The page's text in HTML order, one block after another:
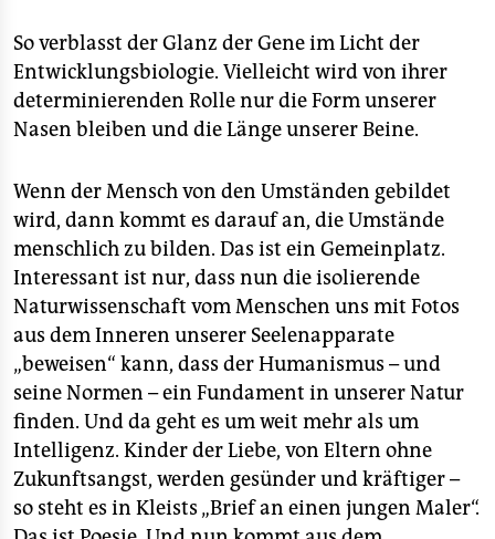
So verblasst der Glanz der Gene im Licht der
Entwicklungsbiologie. Vielleicht wird von ihrer
determinierenden Rolle nur die Form unserer
Nasen bleiben und die Länge unserer Beine.
Wenn der Mensch von den Umständen gebildet
wird, dann kommt es darauf an, die Umstände
menschlich zu bilden. Das ist ein Gemeinplatz.
Interessant ist nur, dass nun die isolierende
Naturwissenschaft vom Menschen uns mit Fotos
aus dem Inneren unserer Seelenapparate
„beweisen“ kann, dass der Humanismus – und
seine Normen – ein Fundament in unserer Natur
finden. Und da geht es um weit mehr als um
Intelligenz. Kinder der Liebe, von Eltern ohne
Zukunftsangst, werden gesünder und kräftiger –
so steht es in Kleists „Brief an einen jungen Maler“.